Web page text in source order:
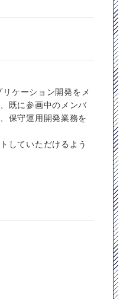
ケーション開発をメ
既に参画中のメンバ
保守運用開発業務を
していただけるよう